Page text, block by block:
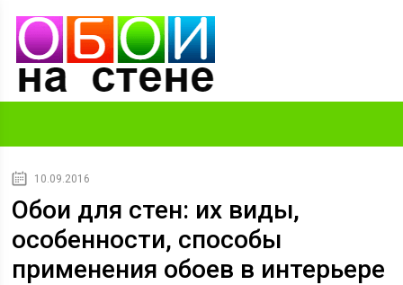
10.09.2016
Обои для стен: их виды,
особенности, способы
применения обоев в интерьере